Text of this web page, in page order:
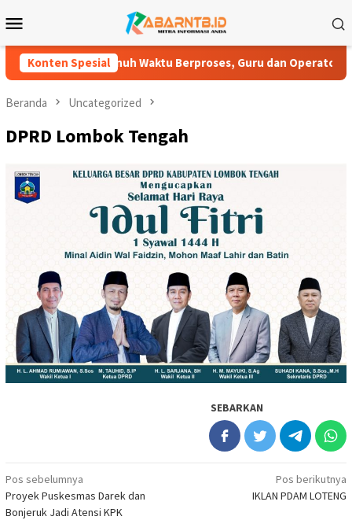
ke
Mobile
Konten Spesial
Penuh Waktu Berproses, Guru dan Operator Madrasah
Beranda Uncategorized
DPRD Lombok Tengah
SEBARKAN
Navigasi
pos
Pos sebelumnya
Proyek Puskesmas Darek dan
Bonjeruk Jadi Atensi KPK
Pos berikutnya
IKLAN PDAM LOTENG